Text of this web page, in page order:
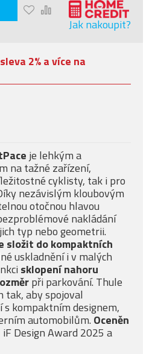
Jak nakoupit?
sleva 2% a více na
je lehkým a
na tažné zařízení,
cyklisty, tak i pro
nezávislým kloubovým
otočnou hlavou
nakládání
typ nebo geometrii.
složit do kompaktních
uskladnění i v malých
sklopení nahoru
při parkování. Thule
tak, aby spojoval
s kompaktním designem,
automobilům. Oceněn
iF Design Award 2025 a